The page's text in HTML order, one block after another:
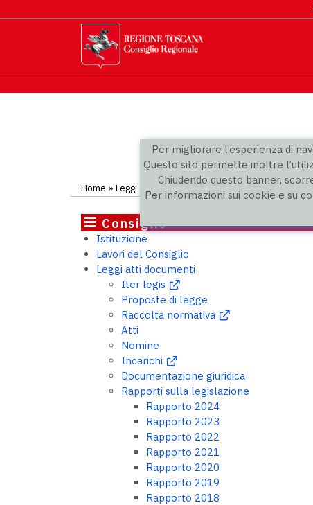
Per migliorare l’esperienza di
Questo sito permette inoltre
Chiudendo questo banner,
Per informazioni sui cookie e su
Home » Leggi atti documenti» Rapporti sulla
Consiglio
Istituzione
Lavori del Consiglio
Leggi atti documenti
Iter legis
Proposte di legge
Raccolta normativa
Atti
Nomine
Incarichi
Documentazione giuridica
Rapporti sulla legislazione
Rapporto 2024
Rapporto 2023
Rapporto 2022
Rapporto 2021
Rapporto 2020
Rapporto 2019
Rapporto 2018